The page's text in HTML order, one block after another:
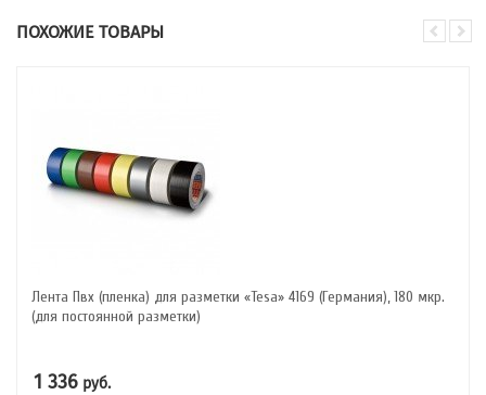
ПОХОЖИЕ ТОВАРЫ
Лента Пвх (пленка) для разметки «Tesa» 4169 (Германия), 180 мкр.
(для постоянной разметки)
1 336 руб.